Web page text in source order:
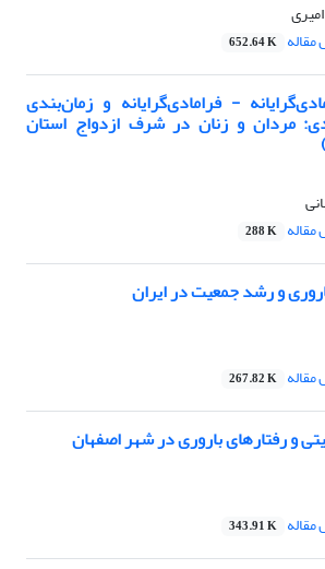
652.64 K
- فرامادی‌گرایانه و زمان‌بندی
مردان و زنان در شرف ازدواج استان
288 K
و رشد جمعیت در ایران
267.82 K
و رفتارهای باروری در شهر اصفهان
343.91 K